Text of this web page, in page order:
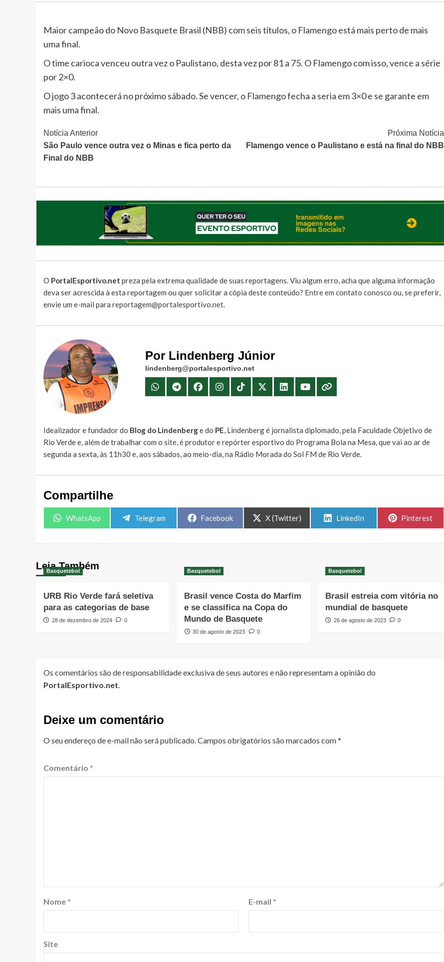
Maior campeão do Novo Basquete Brasil (NBB) com seis títulos, o Flamengo está mais perto de mais
uma final.
O time carioca venceu outra vez o Paulistano, desta vez por 81 a 75. O Flamengo com isso, vence a série
por 2×0.
O jogo 3 acontecerá no próximo sábado. Se vencer, o Flamengo fecha a seria em 3×0 e se garante em
mais uma final.
Continue
Lendo
Notícia Anterior
São Paulo vence outra vez o Minas e fica perto da
Final do NBB
Próxima Notícia
Flamengo vence o Paulistano e está na final do NBB
O PortalEsportivo.net preza pela extrema qualidade de suas reportagens. Viu algum erro, acha que alguma informação
deva ser acrescida à esta reportagem ou quer solicitar a cópia deste conteúdo? Entre em contato conosco ou, se preferir,
envie um e-mail para reportagem@portalesportivo.net.
Por Lindenberg Júnior
lindenberg@portalesportivo.net
Idealizador e fundador do Blog do Lindenberge do PE, Lindenberg é jornalista diplomado, pela Faculdade Objetivo de
Rio Verde e, além de trabalhar com o site, é produtor e repórter esportivo do Programa Bola na Mesa, que vai ao ar de
segunda a sexta, às 11h30 e, aos sábados, ao meio-dia, na Rádio Morada do Sol FM de Rio Verde.
Compartilhe
Share
WhatsApp
Share
Telegram
Share
Facebook
Share
on
X (Twitter)
Share
LinkedIn
Share
Pinterest
Leia Também
Basquetebol
URB Rio Verde fará seletiva
para as categorias de base
28 de dezembro de 2024 0
Basquetebol
Brasil vence Costa do Marfim
e se classifica na Copa do
Mundo de Basquete
30 de agosto de 2023 0
Basquetebol
Brasil estreia com vitória no
mundial de basquete
26 de agosto de 2023 0
Os comentários são de responsabilidade exclusiva de seus autores e não representam a opinião do
PortalEsportivo.net.
Deixe um comentário
O seu endereço de e-mail não será publicado.Campos obrigatórios são marcados com*
Comentário *
Nome * E-mail *
Site